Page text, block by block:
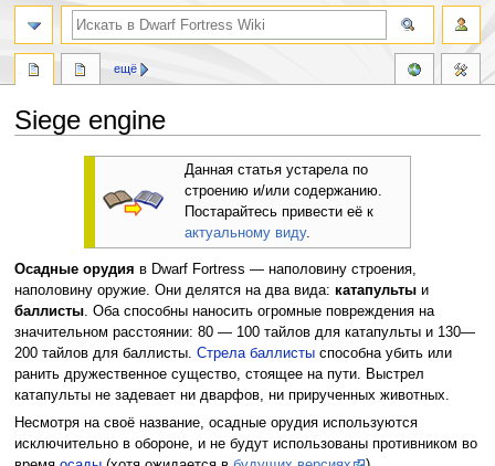
Siege engine
Данная статья устарела по
строению и/или содержанию.
Постарайтесь привести её к
актуальному виду.
Осадные орудия в Dwarf Fortress — наполовину строения,
наполовину оружие. Они делятся на два вида: катапультыи
баллисты. Оба способны наносить огромные повреждения на
значительном расстоянии: 80 — 100 тайлов для катапульты и 130—
200 тайлов для баллисты. Стрела баллистыспособна убить или
ранить дружественное существо, стоящее на пути. Выстрел
катапульты не задевает ни дварфов, ни прирученных животных.
Несмотря на своё название, осадные орудия используются
исключительно в обороне, и не будут использованы противником во
ещё
поиск